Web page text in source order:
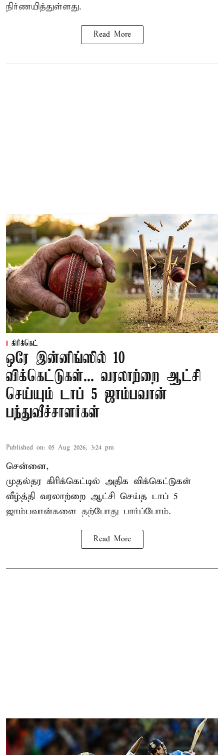
நிர்ணயித்துள்ளது.
Read More
கிரிக்கெட்
ஒரே இன்னிங்ஸில் 10
விக்கெட்டுகள்... வரலாற்றை ஆட்சி
செய்யும் டாப் 5 ஜாம்பவான்
பந்துவீச்சாளர்கள்
Published on: 05 Aug 2026, 3:24 pm
சென்னை,
முதல்தர கிரிக்கெட்டில் அதிக விக்கெட்டுகள்
வீழ்த்தி வரலாற்றை ஆட்சி செய்த டாப் 5
ஜாம்பவான்களை தற்போது பார்ப்போம்.
Read More